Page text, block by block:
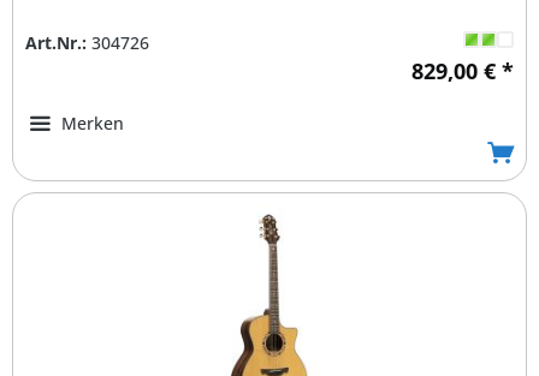
Art.Nr.: 304726
829,00 € *
Merken